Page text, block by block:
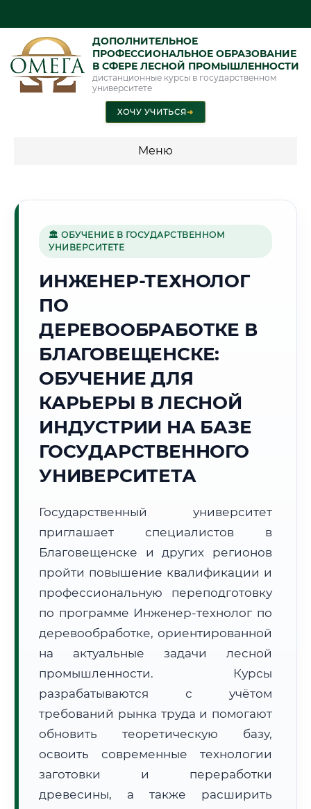
ДОПОЛНИТЕЛЬНОЕ
ПРОФЕССИОНАЛЬНОЕ ОБРАЗОВАНИЕ
В СФЕРЕ ЛЕСНОЙ ПРОМЫШЛЕННОСТИ
дистанционные курсы в государственном
университете
ХОЧУ УЧИТЬСЯ➜
Меню
промышленность"
🌸
Точное местное время:
08:00:02
Воскресенье, 9 Августа
2026 г.
🌅 Восход:05:09 🌇 Закат:20:01
Световой день:14 ч. 52 мин.
Субъект:
Амурская область
Тел. код:
+7 (4162)
Почтовые индексы:
675000–675999
Часовой пояс:
🗺️ Зона обслуживания: г. Благовещенск
Расчет логистики оригиналов:
• Маршрут транзита:
~3 001 км
• Экспресс-доставка СДЭК / Почтой: 4–6 рабочих дней
🏛 ОБУЧЕНИЕ В ГОСУДАРСТВЕННОМ
УНИВЕРСИТЕТЕ
ИНЖЕНЕР-ТЕХНОЛОГ
ПО
ДЕРЕВООБРАБОТКЕ В
БЛАГОВЕЩЕНСКЕ:
ОБУЧЕНИЕ ДЛЯ
КАРЬЕРЫ В ЛЕСНОЙ
ИНДУСТРИИ НА БАЗЕ
ГОСУДАРСТВЕННОГО
УНИВЕРСИТЕТА
Государственный университет
приглашает специалистов в
Благовещенске и других регионов
пройти повышение квалификации и
профессиональную переподготовку
по программе Инженер-технолог по
деревообработке, ориентированной
на актуальные задачи лесной
промышленности. Курсы
разрабатываются с учётом
требований рынка труда и помогают
обновить теоретическую базу,
освоить современные технологии
заготовки и переработки
древесины, а также расширить